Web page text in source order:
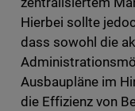
Hierbei sollte
dass sowohl die
Ausbaupläne im
die Effizienz von